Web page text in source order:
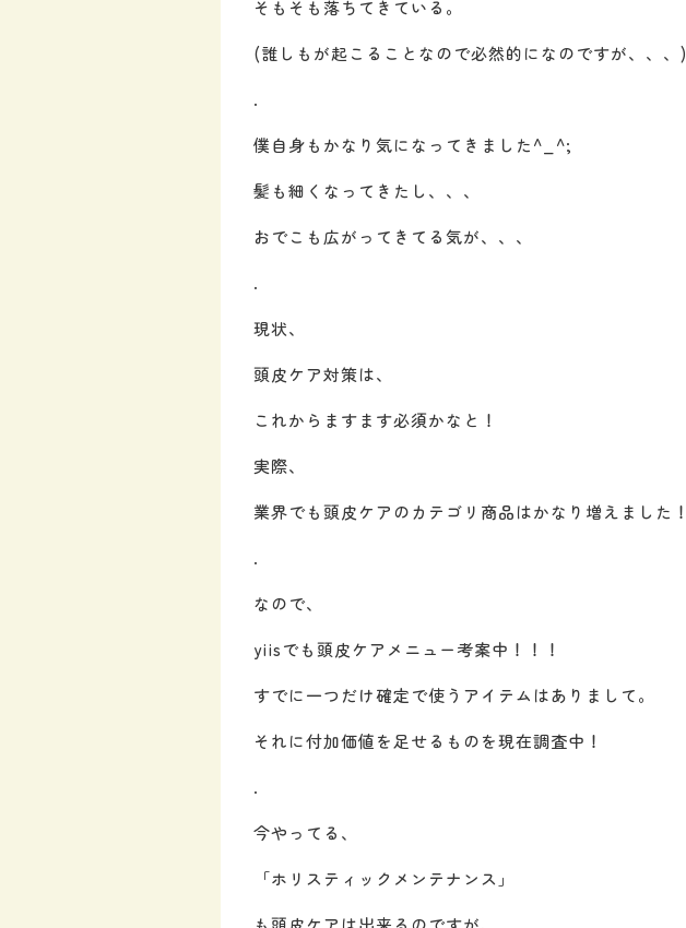
そもそも落ちてきている。
(誰しもが起こることなので必然的になのですが、、、)
.
僕自身もかなり気になってきました^_^;
髪も細くなってきたし、、、
おでこも広がってきてる気が、、、
.
現状、
頭皮ケア対策は、
これからますます必須かなと！
実際、
業界でも頭皮ケアのカテゴリ商品はかなり増えました！
.
なので、
yiisでも頭皮ケアメニュー考案中！！！
すでに一つだけ確定で使うアイテムはありまして。
それに付加価値を足せるものを現在調査中！
.
今やってる、
「ホリスティックメンテナンス」